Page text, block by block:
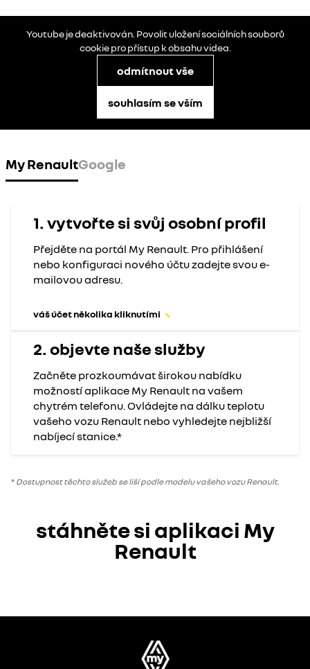
Youtube je deaktivován. Povolit uložení sociálních souborů
cookie pro přístup k obsahu videa.
odmítnout vše
souhlasím se vším
My RenaultGoogle
1. vytvořte si svůj osobní profil
Přejděte na portál My Renault. Pro přihlášení
nebo konfiguraci nového účtu zadejte svou e-
mailovou adresu.
váš účet několika kliknutími
2. objevte naše služby
Začněte prozkoumávat širokou nabídku
možností aplikace My Renault na vašem
chytrém telefonu. Ovládejte na dálku teplotu
vašeho vozu Renault nebo vyhledejte nejbližší
nabíjecí stanice.*
* Dostupnost těchto služeb se liší podle modelu vašeho vozu Renault.
stáhněte si aplikaci My
Renault